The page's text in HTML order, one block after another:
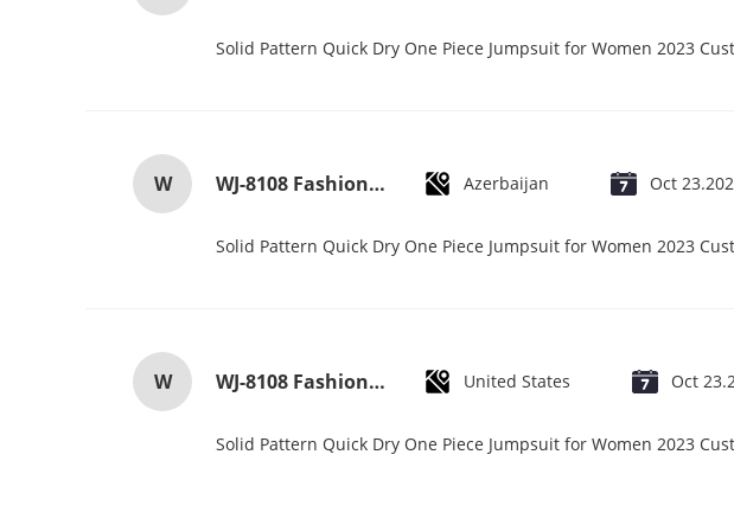
Solid Pattern Quick Dry One Piece Jumpsuit for Women 2023
W WJ-8108 Fashionable Simple Men's Watch Waterproof High-quality Quartz watch High-grade Small MOQ OEM watch Azerbaijan Oct
Solid Pattern Quick Dry One Piece Jumpsuit for Women 2023
W WJ-8108 Fashionable Simple Men's Watch Waterproof High-quality Quartz watch High-grade Small MOQ OEM watch United States Oct
Solid Pattern Quick Dry One Piece Jumpsuit for Women 2023